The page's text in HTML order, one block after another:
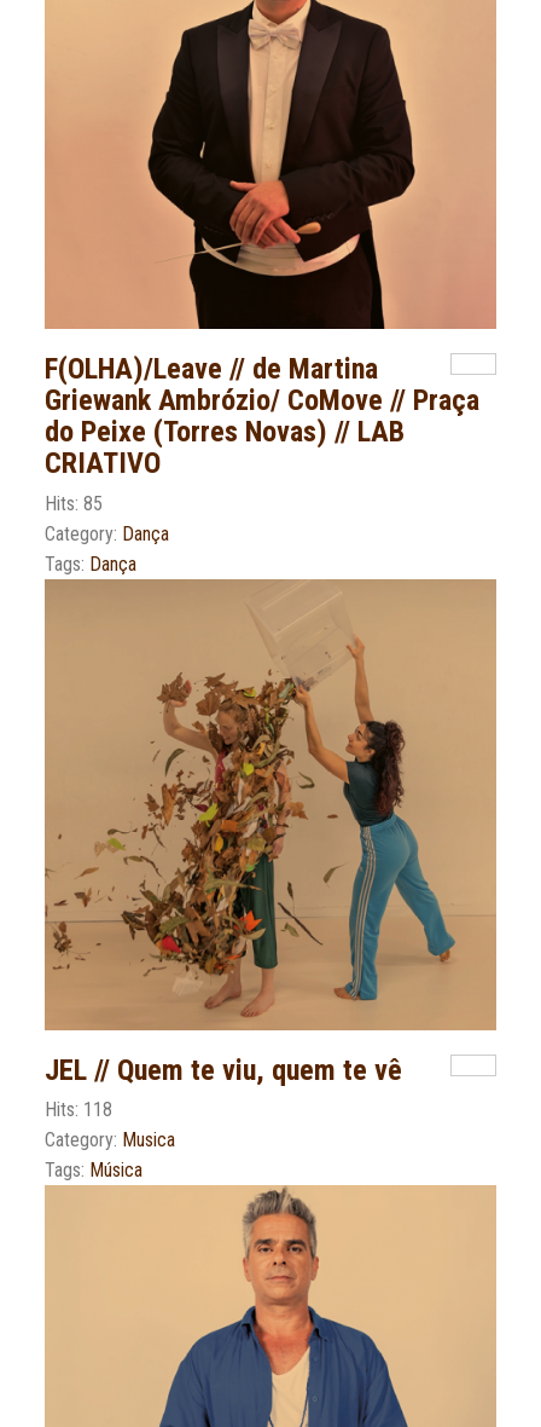
F(OLHA)/Leave // de Martina
Griewank Ambrózio/ CoMove // Praça
do Peixe (Torres Novas) // LAB
CRIATIVO
Hits: 85
Category: Dança
Tags: Dança
JEL // Quem te viu, quem te vê
Hits: 118
Category: Musica
Tags: Música